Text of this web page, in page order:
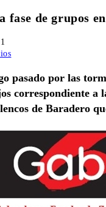
de grupos
pasado por las
correspondiente
de Baradero